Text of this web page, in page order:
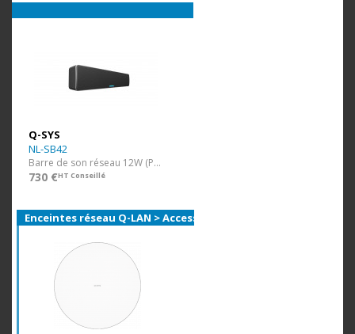
Q-SYS
NL-SB42
Barre de son réseau 12W (PoE), 24W (PoE+) Q-SYS
730 €HT Conseillé
Enceintes réseau Q-LAN > Accessoires